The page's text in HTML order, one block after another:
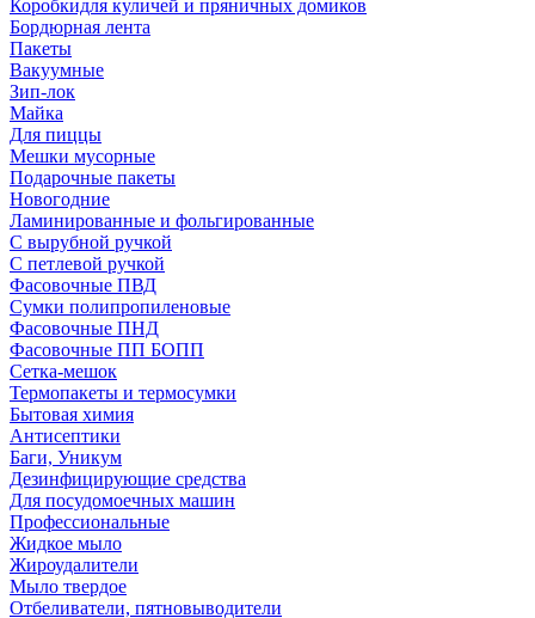
Коробкидля куличей и пряничных домиков
Бордюрная лента
Пакеты
Вакуумные
Зип-лок
Майка
Для пиццы
Мешки мусорные
Подарочные пакеты
Новогодние
Ламинированные и фольгированные
С вырубной ручкой
С петлевой ручкой
Фасовочные ПВД
Сумки полипропиленовые
Фасовочные ПНД
Фасовочные ПП БОПП
Сетка-мешок
Термопакеты и термосумки
Бытовая химия
Антисептики
Баги, Уникум
Дезинфицирующие средства
Для посудомоечных машин
Профессиональные
Жидкое мыло
Жироудалители
Мыло твердое
Отбеливатели, пятновыводители